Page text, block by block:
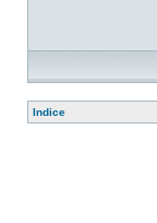
Indice